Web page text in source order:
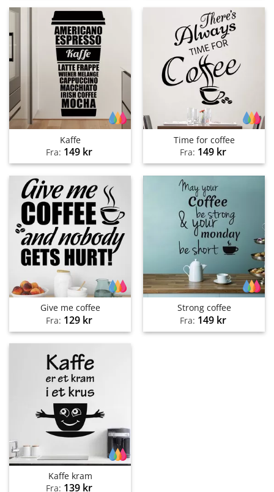
Kaffe
Fra: 149 kr
Time for coffee
Fra: 149 kr
Give me coffee
Fra: 129 kr
Strong coffee
Fra: 149 kr
Kaffe kram
Fra: 139 kr